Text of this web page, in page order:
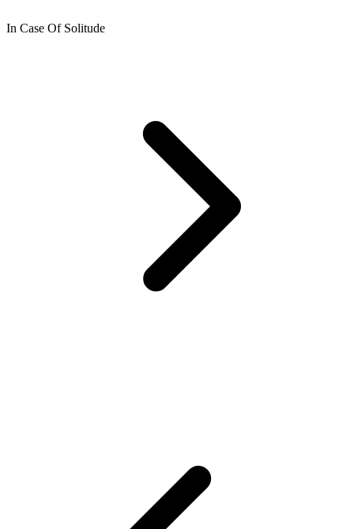
In Case Of Solitude